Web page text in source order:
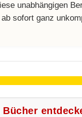
unabhängigen
sofort ganz